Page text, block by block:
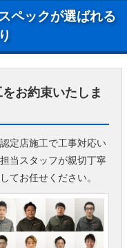
ペックが選ばれる
お約束いたしま
定店施工で工事対応い
当スタッフが親切丁寧
てお任せください。